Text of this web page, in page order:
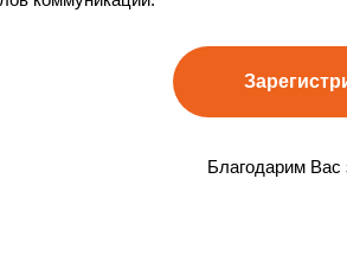
Благодарим Вас